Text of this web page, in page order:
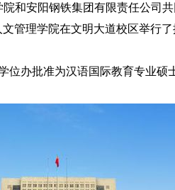
院和安阳钢铁集团有限责任公司
管理学院在文明大道校区举行
位办批准为汉语国际教育专业硕